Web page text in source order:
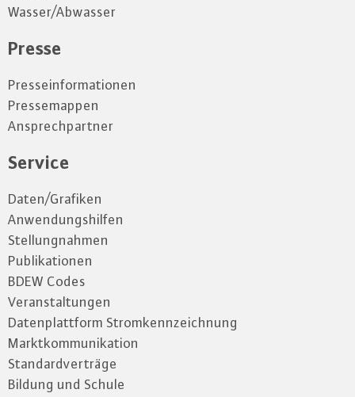
Wasser/Abwasser
Presse
Presseinformationen
Pressemappen
Ansprechpartner
Service
Daten/Grafiken
Anwendungshilfen
Stellungnahmen
Publikationen
BDEW Codes
Veranstaltungen
Datenplattform Stromkennzeichnung
Marktkommunikation
Standardverträge
Bildung und Schule